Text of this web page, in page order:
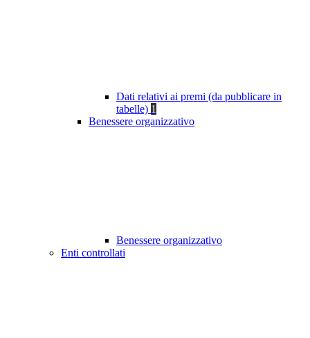
Dati relativi ai premi (da pubblicare in
tabelle) 1
Benessere organizzativo
Benessere organizzativo
Enti controllati